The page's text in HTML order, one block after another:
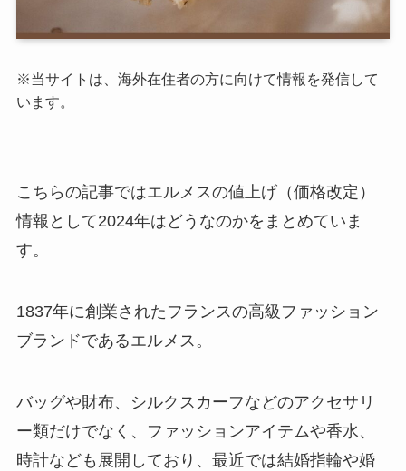
※当サイトは、海外在住者の方に向けて情報を発信して
います。
こちらの記事ではエルメスの値上げ（価格改定）
情報として2024年はどうなのかをまとめていま
す。
1837年に創業されたフランスの高級ファッション
ブランドであるエルメス。
バッグや財布、シルクスカーフなどのアクセサリ
ー類だけでなく、ファッションアイテムや香水、
時計なども展開しており、最近では結婚指輪や婚